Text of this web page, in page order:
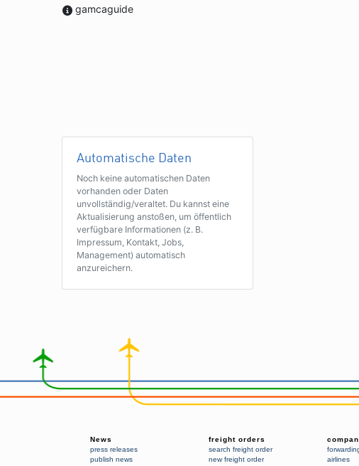
gamcaguide
Automatische Daten
Noch keine automatischen Daten
vorhanden oder Daten
unvollständig/veraltet. Du kannst eine
Aktualisierung anstoßen, um öffentlich
verfügbare Informationen (z. B.
Impressum, Kontakt, Jobs,
Management) automatisch
anzureichern.
News
press releases
publish news
freight orders
search freight order
new freight order
airlines